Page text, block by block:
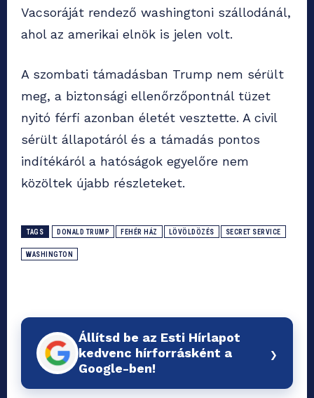
Vacsoráját rendező washingtoni szállodánál,
ahol az amerikai elnök is jelen volt.
A szombati támadásban Trump nem sérült
meg, a biztonsági ellenőrzőpontnál tüzet
nyitó férfi azonban életét vesztette. A civil
sérült állapotáról és a támadás pontos
indítékáról a hatóságok egyelőre nem
közöltek újabb részleteket.
TAGS DONALD TRUMP FEHÉR HÁZ LÖVÖLDÖZÉS SECRET SERVICE
WASHINGTON
Állítsd be az Esti Hírlapot
kedvenc hírforrásként a
Google-ben!
›